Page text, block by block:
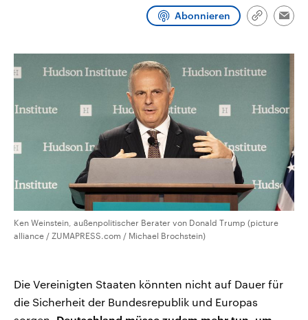
Abonnieren
Link
Ken Weinstein, außenpolitischer Berater von Donald Trump (picture
alliance / ZUMAPRESS.com / Michael Brochstein)
Die Vereinigten Staaten könnten nicht auf Dauer für
die Sicherheit der Bundesrepublik und Europas